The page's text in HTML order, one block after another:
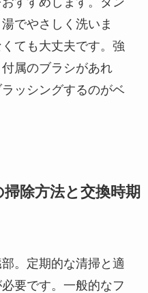
でやさしく洗いま
ても大丈夫です。強
属のブラシがあれ
ッシングするのがベ
除方法と交換時期
。定期的な清掃と適
要です。一般的なフ